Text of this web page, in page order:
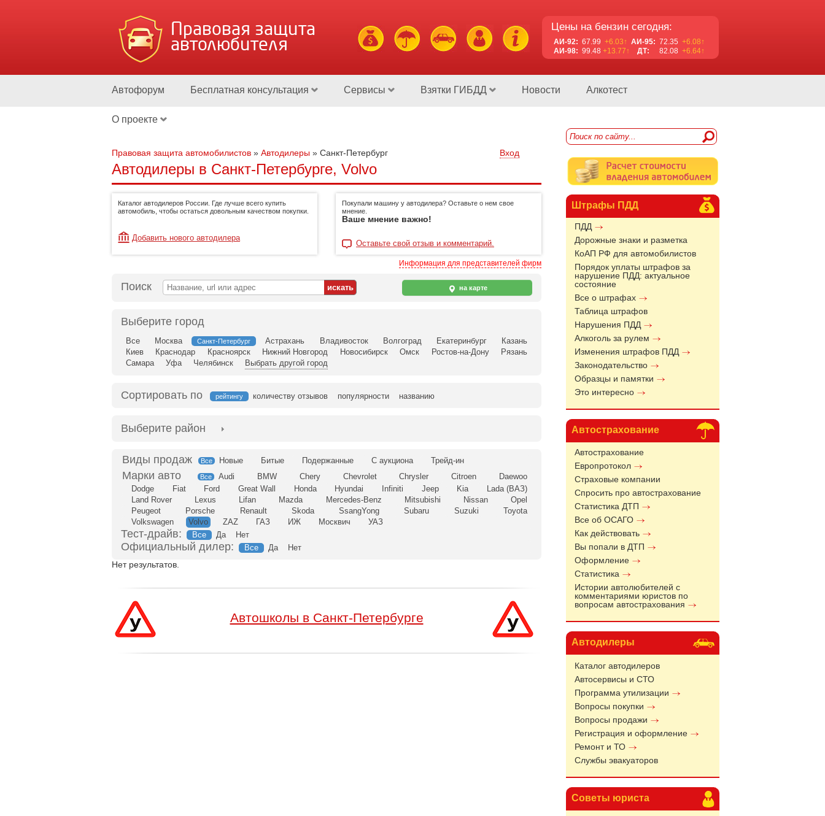
Правовая защита
автолюбителя
Цены на бензин сегодня:
АИ-92: 67.99 +6.03↑ АИ-95: 72.35 +6.08↑
АИ-98: 99.48 +13.77↑ ДТ: 82.08 +6.64↑
Автофорум Бесплатная консультация Сервисы Взятки ГИБДД Новости Алкотест
О проекте
Штрафы ПДД
ПДД
Дорожные знаки и разметка
КоАП РФ для автомобилистов
Порядок уплаты штрафов за
нарушение ПДД: актуальное
состояние
Все о штрафах
Таблица штрафов
Нарушения ПДД
Алкоголь за рулем
Изменения штрафов ПДД
Законодательство
Образцы и памятки
Это интересно
Автострахование
Автострахование
Европротокол
Страховые компании
Спросить про автострахование
Статистика ДТП
Все об ОСАГО
Как действовать
Вы попали в ДТП
Оформление
Статистика
Истории автолюбителей с
комментариями юристов по
вопросам автострахования
Автодилеры
Каталог автодилеров
Автосервисы и СТО
Программа утилизации
Вопросы покупки
Вопросы продажи
Регистрация и оформление
Ремонт и ТО
Службы эвакуаторов
Советы юриста
Правовая защита автомобилистов » Автодилеры » Санкт-Петербург Вход
Автодилеры в Санкт-Петербурге, Volvo
Каталог автодилеров России. Где лучше всего купить
автомобиль, чтобы остаться довольным качеством покупки.
Добавить нового автодилера
Покупали машину у автодилера? Оставьте о нем свое
мнение.
Ваше мнение важно!
Оставьте свой отзыв и комментарий.
Информация для представителей фирм
Поиск на карте
Выберите город
Все Москва Санкт-Петербург Астрахань Владивосток Волгоград Екатеринбург
Казань
Киев
Краснодар Красноярск Нижний Новгород Новосибирск Омск Ростов-на-Дону
Рязань
Самара
Уфа Челябинск Выбрать другой город
Сортировать по рейтингу количеству отзывов популярности названию
Выберите район
Все Новые Битые Подержанные С аукциона Трейд-ин
Все Audi BMW Chery Chevrolet Chrysler Citroen
Daewoo
Dodge
Fiat Ford Great Wall Honda Hyundai Infiniti Jeep Kia
Lada (ВАЗ)
Land Rover
Lexus Lifan Mazda Mercedes-Benz Mitsubishi Nissan
Opel
Peugeot
Porsche Renault Skoda SsangYong Subaru Suzuki
Toyota
Volkswagen
Volvo ZAZ ГАЗ ИЖ Москвич УАЗ
Тест-драйв: Все Да Нет
Официальный дилер: Все Да Нет
Нет результатов.
Автошколы в Санкт-Петербурге